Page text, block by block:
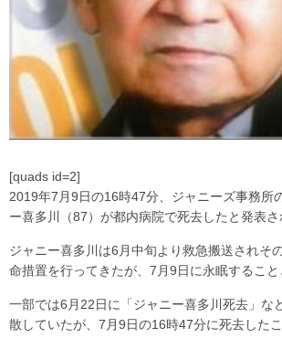
[quads id=2]
2019年7月9日の16時47分、ジャニーズ事務所
ー喜多川（87）が都内病院で死去したと発表さ
ジャニー喜多川は6月中旬より救急搬送されそ
命措置を行ってきたが、7月9日に永眠すること
一部では6月22日に「ジャニー喜多川死去」な
散していたが、7月9日の16時47分に死去したこ